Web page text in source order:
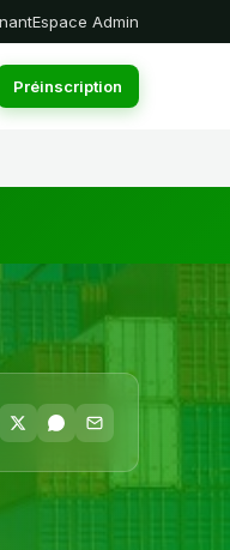
Espace Admin
Préinscription